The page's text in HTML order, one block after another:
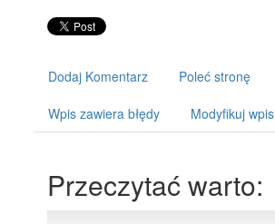
Dodaj Komentarz Poleć stronę
Wpis zawiera błędy Modyfikuj wpis
Przeczytać warto: